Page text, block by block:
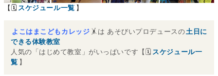
【🗓 スケジュール一覧 】
よこはまこどもカレッジ 🤸は あそびいプロデュースの 土日に
できる体験教室
人気の「はじめて教室」がいっぱいです【🗓 スケジュール一
覧 】